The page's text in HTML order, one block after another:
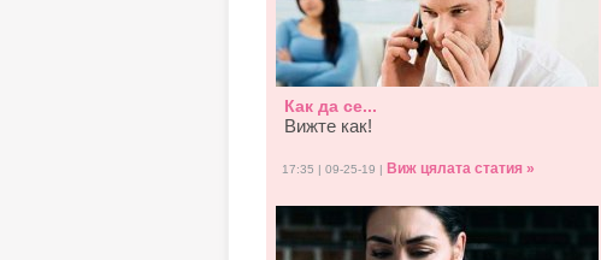
Как да се...
Вижте как!
17:35 | 09-25-19 | Виж цялата статия »